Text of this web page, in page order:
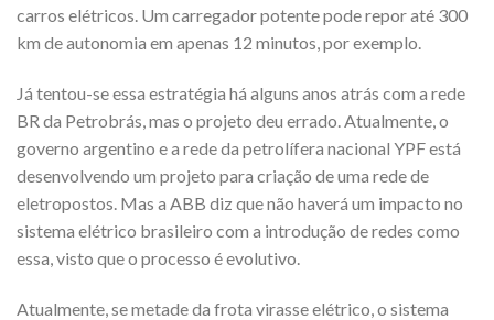
carros elétricos. Um carregador potente pode repor até 300
km de autonomia em apenas 12 minutos, por exemplo.
Já tentou-se essa estratégia há alguns anos atrás com a rede
BR da Petrobrás, mas o projeto deu errado. Atualmente, o
governo argentino e a rede da petrolífera nacional YPF está
desenvolvendo um projeto para criação de uma rede de
eletropostos. Mas a ABB diz que não haverá um impacto no
sistema elétrico brasileiro com a introdução de redes como
essa, visto que o processo é evolutivo.
Atualmente, se metade da frota virasse elétrico, o sistema